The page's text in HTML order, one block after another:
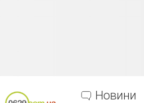
Новини